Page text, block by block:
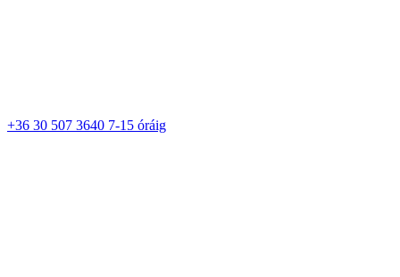
+36 30 507 3640 7-15 óráig